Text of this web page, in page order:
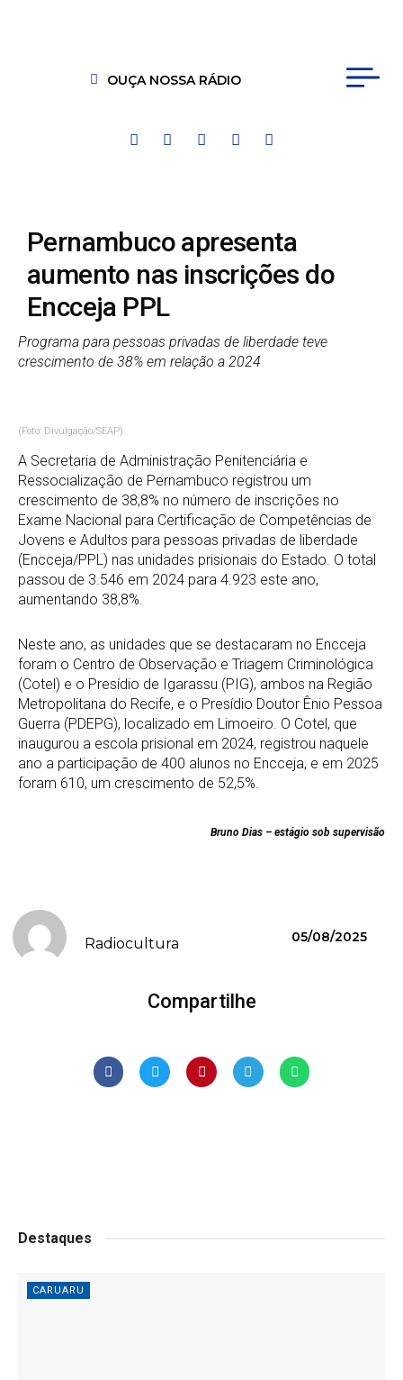
OUÇA NOSSA RÁDIO
Pernambuco apresenta
aumento nas inscrições do
Encceja PPL
Programa para pessoas privadas de liberdade teve
crescimento de 38% em relação a 2024
(Foto: Divulgação/SEAP)
A Secretaria de Administração Penitenciária e
Ressocialização de Pernambuco registrou um
crescimento de 38,8% no número de inscrições no
Exame Nacional para Certificação de Competências de
Jovens e Adultos para pessoas privadas de liberdade
(Encceja/PPL) nas unidades prisionais do Estado. O total
passou de 3.546 em 2024 para 4.923 este ano,
aumentando 38,8%.
Neste ano, as unidades que se destacaram no Encceja
foram o Centro de Observação e Triagem Criminológica
(Cotel) e o Presídio de Igarassu (PIG), ambos na Região
Metropolitana do Recife, e o Presídio Doutor Ênio Pessoa
Guerra (PDEPG), localizado em Limoeiro. O Cotel, que
inaugurou a escola prisional em 2024, registrou naquele
ano a participação de 400 alunos no Encceja, e em 2025
foram 610, um crescimento de 52,5%.
Bruno Dias – estágio sob supervisão
Radiocultura 05/08/2025
Compartilhe
Destaques
CARUARU